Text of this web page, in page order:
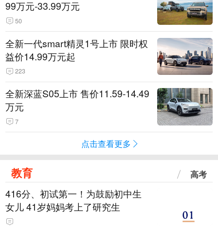
99万元-33.99万元
50
全新一代smart精灵1号上市 限时权
益价14.99万元起
223
全新深蓝S05上市 售价11.59-14.49
万元
7
点击查看更多
教育 高考
416分、初试第一！为鼓励初中生
女儿 41岁妈妈考上了研究生